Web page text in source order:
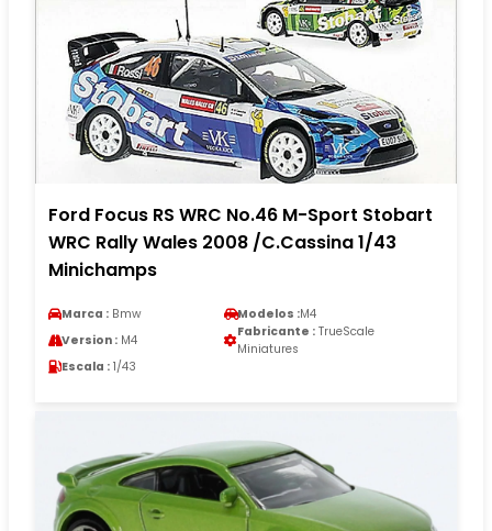
Ford Focus RS WRC No.46 M-Sport Stobart
WRC Rally Wales 2008 /C.Cassina 1/43
Minichamps
Marca : Bmw Modelos :M4
Version : M4
Fabricante : TrueScale
Miniatures
Escala : 1/43